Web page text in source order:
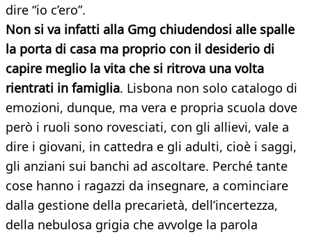
dire “io c’ero”.
Non si va infatti alla Gmg chiudendosi alle spalle
la porta di casa ma proprio con il desiderio di
capire meglio la vita che si ritrova una volta
rientrati in famiglia. Lisbona non solo catalogo di
emozioni, dunque, ma vera e propria scuola dove
però i ruoli sono rovesciati, con gli allievi, vale a
dire i giovani, in cattedra e gli adulti, cioè i saggi,
gli anziani sui banchi ad ascoltare. Perché tante
cose hanno i ragazzi da insegnare, a cominciare
dalla gestione della precarietà, dell’incertezza,
della nebulosa grigia che avvolge la parola